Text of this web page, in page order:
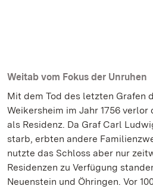
Weitab vom Fokus der Unruhen
Mit dem Tod des letzten Grafen
Weikersheim im Jahr 1756
als Residenz. Da Graf Carl
starb, erbten andere
nutzte das Schloss aber nur
Residenzen zu Verfügung
Neuenstein und Öhringen. Vor